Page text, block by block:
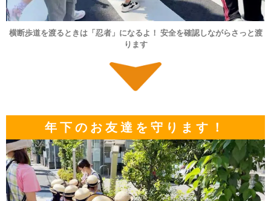
横断歩道を渡るときは「忍者」になるよ！ 安全を確認しながらさっと渡
ります
年下のお友達を守ります！